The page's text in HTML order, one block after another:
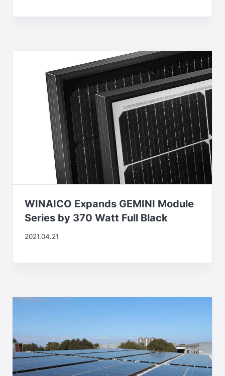
WINAICO Expands GEMINI Module
Series by 370 Watt Full Black
2021.04.21